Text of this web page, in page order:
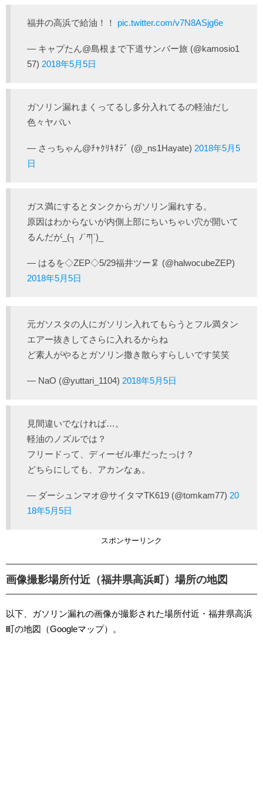
福井の高浜で給油！！ pic.twitter.com/v7N8ASjg6e
— キャプたん@島根まで下道サンバー旅 (@kamosio1
57) 2018年5月5日
ガソリン漏れまくってるし多分入れてるの軽油だし
色々ヤバい
— さっちゃん@ﾁｬｸﾘｷｵﾃﾞ (@_ns1Hayate) 2018年5月5
日
ガス満にするとタンクからガソリン漏れする。
原因はわからないが内側上部にちいちゃい穴が開いて
るんだが_(┐ ﾉ´ཀ`)_
— はるを◇ZEP◇5/29福井ツー🦑 (@halwocubeZEP)
2018年5月5日
元ガソスタの人にガソリン入れてもらうとフル満タン
エアー抜きしてさらに入れるからね
ど素人がやるとガソリン撒き散らすらしいです笑笑
— NaO (@yuttari_1104) 2018年5月5日
見間違いでなければ…。
軽油のノズルでは？
フリードって、ディーゼル車だったっけ？
どちらにしても、アカンなぁ。
— ダーシュンマオ@サイタマTK619 (@tomkam77) 20
18年5月5日
スポンサーリンク
画像撮影場所付近（福井県高浜町）場所の地図
以下、ガソリン漏れの画像が撮影された場所付近・福井県高浜
町の地図（Googleマップ）。